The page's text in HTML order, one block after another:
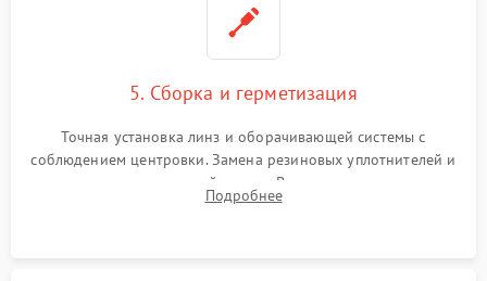
5. Сборка и герметизация
Точная установка линз и оборачивающей системы с
соблюдением центровки. Замена резиновых уплотнителей и
нанесение влагозащитной смазки. Вакуумирование корпуса
и заполнение его осушенным азотом или аргоном для
Подробнее